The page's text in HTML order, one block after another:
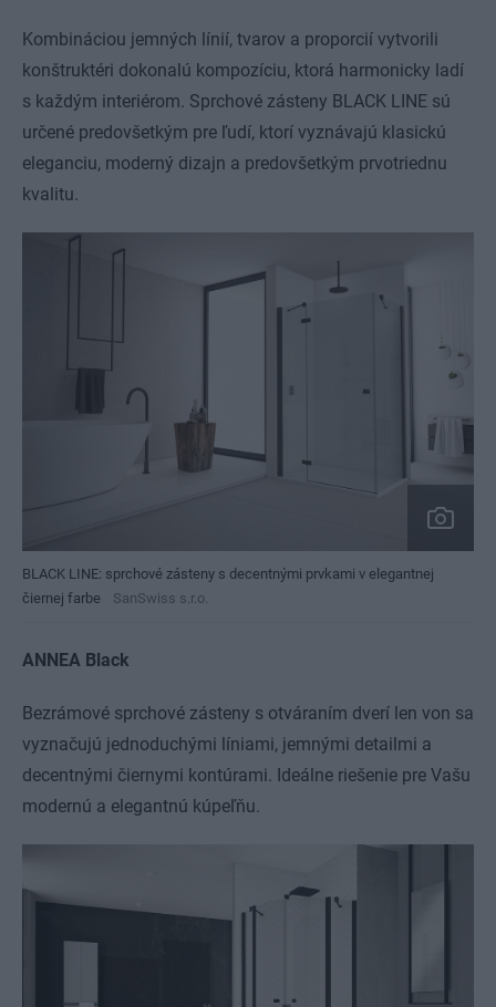
Kombináciou jemných línií, tvarov a proporcií vytvorili
konštruktéri dokonalú kompozíciu, ktorá harmonicky ladí
s každým interiérom. Sprchové zásteny BLACK LINE sú
určené predovšetkým pre ľudí, ktorí vyznávajú klasickú
eleganciu, moderný dizajn a predovšetkým prvotriednu
kvalitu.
BLACK LINE: sprchové zásteny s decentnými prvkami v elegantnej
čiernej farbe
SanSwiss s.r.o.
ANNEA Black
Bezrámové sprchové zásteny s otváraním dverí len von sa
vyznačujú jednoduchými líniami, jemnými detailmi a
decentnými čiernymi kontúrami. Ideálne riešenie pre Vašu
modernú a elegantnú kúpeľňu.